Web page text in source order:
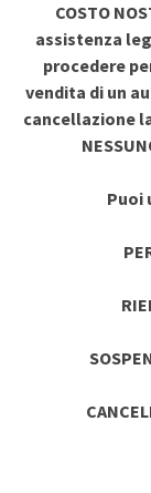
COSTO
assistenza
procedere
vendita di un
cancellazione
Puoi